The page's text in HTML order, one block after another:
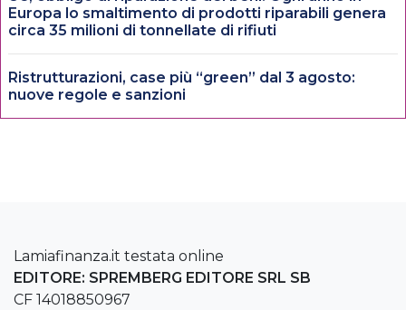
Europa lo smaltimento di prodotti riparabili genera
circa 35 milioni di tonnellate di rifiuti
Ristrutturazioni, case più “green” dal 3 agosto:
nuove regole e sanzioni
Lamiafinanza.it testata online
EDITORE: SPREMBERG EDITORE SRL SB
CF 14018850967